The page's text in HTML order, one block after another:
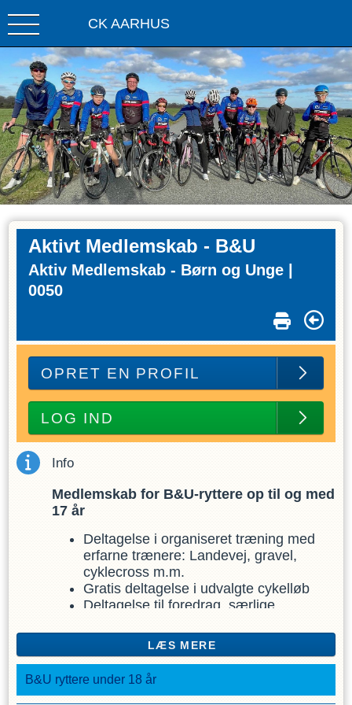
CK AARHUS
Aktivt Medlemskab - B&U
Aktiv Medlemskab - Børn og Unge |
0050
OPRET EN PROFIL
LOG IND
Info
Medlemskab for B&U-ryttere op til og med
17 år
Deltagelse i organiseret træning med
erfarne trænere: Landevej, gravel,
cyklecross m.m.
Gratis deltagelse i udvalgte cykelløb
Deltagelse til foredrag, særlige
sociale begivenheder
Klubrabat på cykeludstyr i lokal
cykelforretning
Træningsophold delvist betalt af
LÆS MERE
B&U ryttere under 18 år